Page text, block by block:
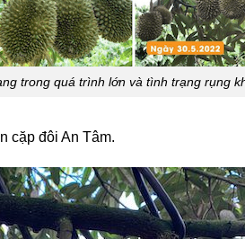
trong quá trình lớn và tình trạng rụng
cặp đôi An Tâm.